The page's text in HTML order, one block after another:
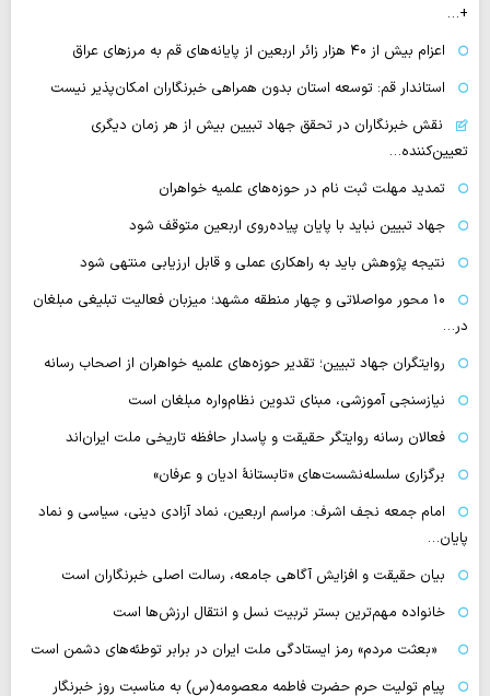
+…
اعزام بیش از ۴۰ هزار زائر اربعین از پایانه‌های قم به مرزهای عراق
استاندار قم: توسعه استان بدون همراهی خبرنگاران امکان‌پذیر نیست
نقش خبرنگاران در تحقق جهاد تبیین بیش از هر زمان دیگری
تعیین‌کننده…
تمدید مهلت ثبت نام در حوزه‌های علمیه خواهران
جهاد تبیین نباید با پایان پیاده‌روی اربعین متوقف شود
نتیجه پژوهش باید به راهکاری عملی و قابل ارزیابی منتهی شود
۱۰ محور مواصلاتی و چهار منطقه مشهد؛ میزبان فعالیت تبلیغی مبلغان
در…
روایتگران جهاد تبیین؛ تقدیر حوزه‌های علمیه خواهران از اصحاب رسانه
نیازسنجی آموزشی، مبنای تدوین نظام‌واره مبلغان است
فعالان رسانه‌ روایتگر حقیقت و پاسدار حافظه تاریخی ملت ایران‌اند
برگزاری سلسله‌نشست‌های «تابستانهٔ ادیان و عرفان»
امام جمعه نجف اشرف: مراسم اربعین، نماد آزادی دینی، سیاسی و نماد
پایان…
بیان حقیقت و افزایش آگاهی جامعه، رسالت اصلی خبرنگاران است
خانواده مهم‌ترین بستر تربیت نسل و انتقال ارزش‌ها است
«بعثت مردم» رمز ایستادگی ملت ایران در برابر توطئه‌های دشمن است
پیام تولیت حرم حضرت فاطمه معصومه(س) به مناسبت روز خبرنگار